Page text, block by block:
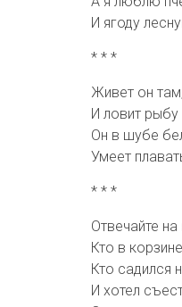
И ягоду
* * *
Живет он
И ловит рыбу
Он в шубе
Умеет
* * *
Отвечайте
Кто в
Кто садился
И хотел